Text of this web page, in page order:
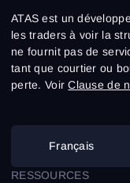
ATAS est un
les traders à voir la
ne fournit pas de
tant que courtier ou
perte. VoirClause de
Français
RESSOURCES